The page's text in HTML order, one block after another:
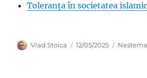
Toleranța în societatea
Author
Vlad Stoica
Posted
12/05/2025